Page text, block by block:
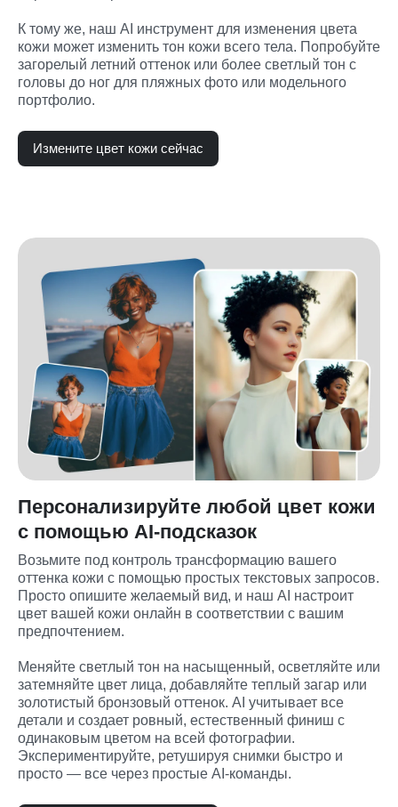
К тому же, наш AI инструмент для изменения цвета
кожи может изменить тон кожи всего тела. Попробуйте
загорелый летний оттенок или более светлый тон с
головы до ног для пляжных фото или модельного
портфолио.
Измените цвет кожи сейчас
Персонализируйте любой цвет кожи
с помощью AI-подсказок
Возьмите под контроль трансформацию вашего
оттенка кожи с помощью простых текстовых запросов.
Просто опишите желаемый вид, и наш AI настроит
цвет вашей кожи онлайн в соответствии с вашим
предпочтением.
Меняйте светлый тон на насыщенный, осветляйте или
затемняйте цвет лица, добавляйте теплый загар или
золотистый бронзовый оттенок. AI учитывает все
детали и создает ровный, естественный финиш с
одинаковым цветом на всей фотографии.
Экспериментируйте, ретушируя снимки быстро и
просто — все через простые AI-команды.